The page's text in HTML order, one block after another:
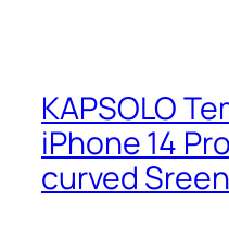
KAPSOLO
iPhone 14
curved